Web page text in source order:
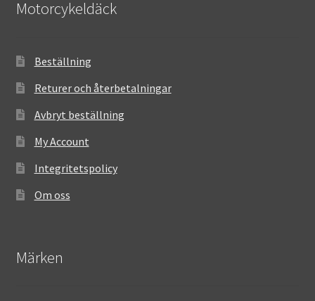
Motorcykeldäck
Beställning
Returer och återbetalningar
Avbryt beställning
My Account
Integritetspolicy
Om oss
Märken